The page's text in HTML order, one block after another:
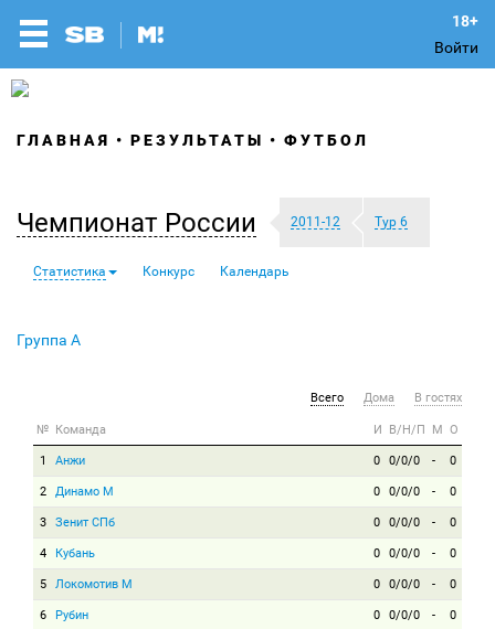
Войти
ГЛАВНАЯ РЕЗУЛЬТАТЫ ФУТБОЛ
Чемпионат России 2011-12 Тур 6
Статистика Конкурс Календарь
Группа A
Всего Дома В гостях
№ Команда И В/Н/П М О
1 Анжи 0 0/0/0 - 0
2 Динамо М 0 0/0/0 - 0
3 Зенит СПб 0 0/0/0 - 0
4 Кубань 0 0/0/0 - 0
5 Локомотив М 0 0/0/0 - 0
6 Рубин 0 0/0/0 - 0